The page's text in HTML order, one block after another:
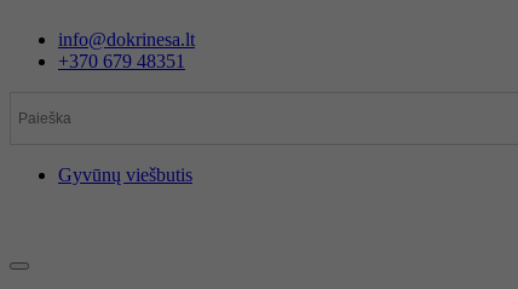
turinio
info@dokrinesa.lt
+370 679 48351
Gyvūnų viešbutis